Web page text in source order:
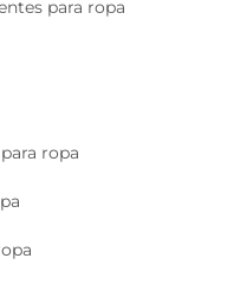
para ropa
ropa